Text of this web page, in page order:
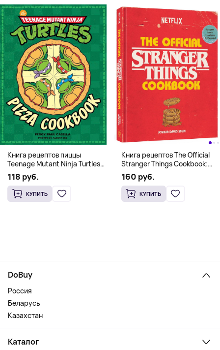
Книга рецептов пиццы
Teenage Mutant Ninja Turtles
Pizza Cookbook (На
английском)
118 руб.
КУПИТЬ
Книга рецептов The Official
Stranger Things Cookbook:
Recipes from Hawkins and
Beyond (На английском)
160 руб.
КУПИТЬ
DoBuy
Россия
Беларусь
Казахстан
Каталог